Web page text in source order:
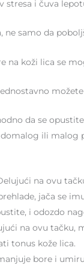
stresa i čuva
ne samo da
na koži lica se
da se
ili malog
na ovu
jača se
i odozdo
na ovu tačku,
tonus kože lica.
bore i